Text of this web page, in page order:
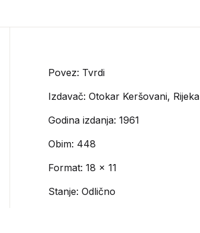
Povez: Tvrdi
Izdavač: Otokar Keršovani, Rijeka
Godina izdanja: 1961
Obim: 448
Format: 18 x 11
Stanje: Odlično